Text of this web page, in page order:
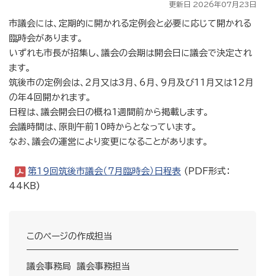
更新日 2026年07月23日
市議会には、定期的に開かれる定例会と必要に応じて開かれる
臨時会があります。
いずれも市長が招集し、議会の会期は開会日に議会で決定され
ます。
筑後市の定例会は、2月又は3月、6月、9月及び11月又は12月
の年4回開かれます。
日程は、議会開会日の概ね1週間前から掲載します。
会議時間は、原則午前10時からとなっています。
なお、議会の運営により変更になることがあります。
第19回筑後市議会（7月臨時会）日程表 (PDF形式：
44KB)
このページの作成担当
議会事務局 議会事務担当